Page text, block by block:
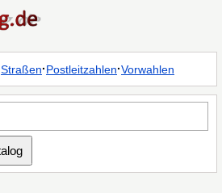
Straßen·Postleitzahlen·Vorwahlen